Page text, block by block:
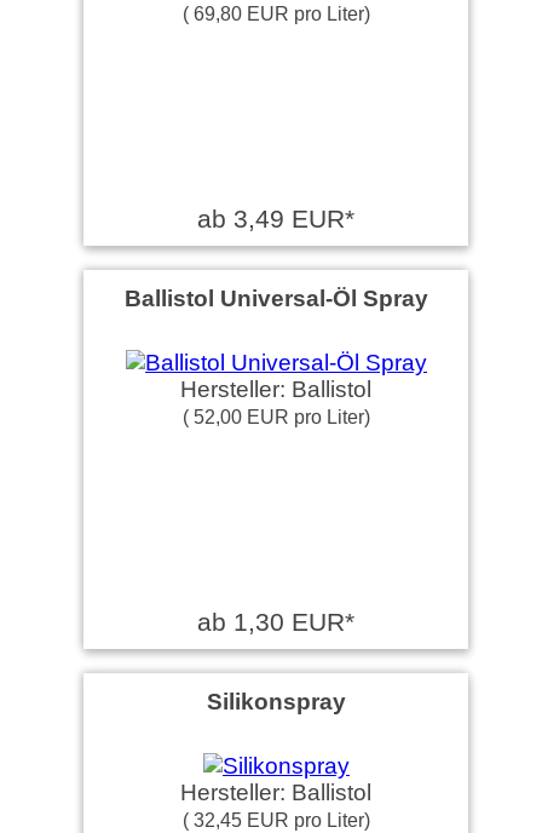
( 69,80 EUR pro Liter)
ab 3,49 EUR*
Ballistol Universal-Öl Spray
Hersteller: Ballistol
( 52,00 EUR pro Liter)
ab 1,30 EUR*
Silikonspray
Hersteller: Ballistol
( 32,45 EUR pro Liter)